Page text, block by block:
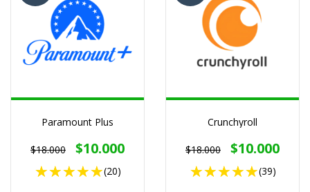
Paramount Plus
$18.000 $10.000
(20)
Crunchyroll
$18.000 $10.000
(39)